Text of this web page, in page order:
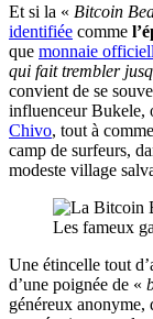
Et si la « Bitcoin
identifiée comme
que monnaie
qui fait trembler
convient de se
influenceur Bukele,
Chivo, tout à
camp de surfeurs,
modeste village
Les fameux
Une étincelle tout
d’une poignée de «
généreux anonyme,